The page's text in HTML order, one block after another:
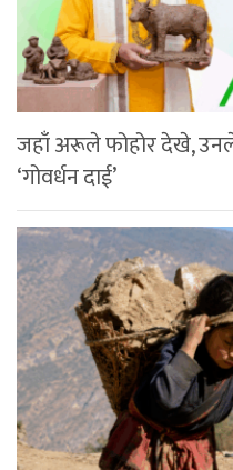
जहाँ अरूले फोहोर देखे, उनले
‘गोवर्धन दाई’